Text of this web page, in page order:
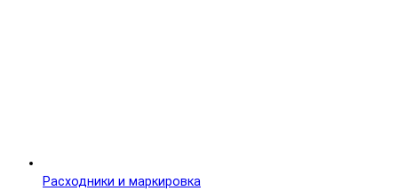
Расходники и маркировка